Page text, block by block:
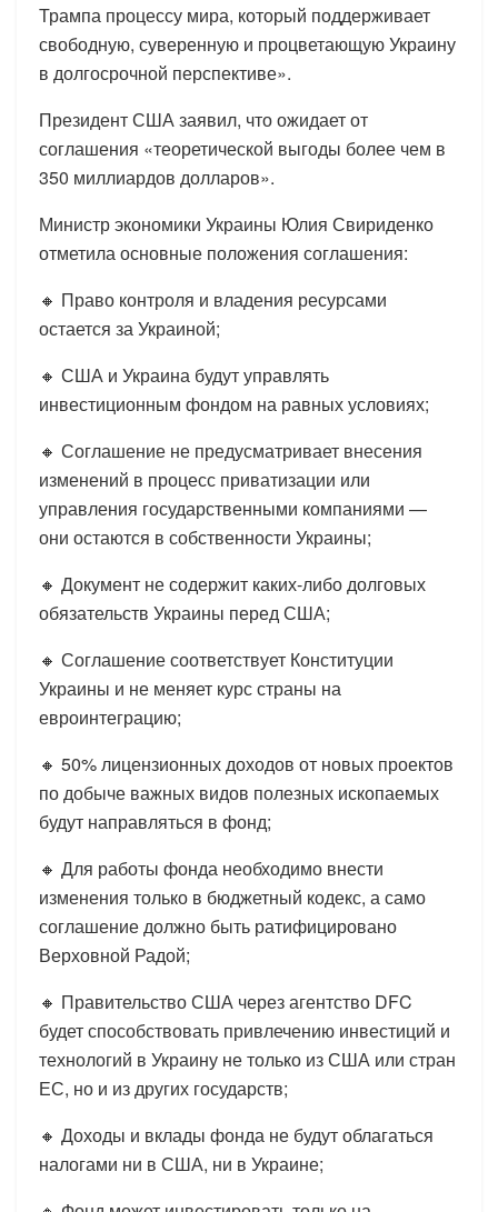
Трампа процессу мира, который поддерживает
свободную, суверенную и процветающую Украину
в долгосрочной перспективе».
Президент США заявил, что ожидает от
соглашения «теоретической выгоды более чем в
350 миллиардов долларов».
Министр экономики Украины Юлия Свириденко
отметила основные положения соглашения:
🔸 Право контроля и владения ресурсами
остается за Украиной;
🔸 США и Украина будут управлять
инвестиционным фондом на равных условиях;
🔸 Соглашение не предусматривает внесения
изменений в процесс приватизации или
управления государственными компаниями —
они остаются в собственности Украины;
🔸 Документ не содержит каких-либо долговых
обязательств Украины перед США;
🔸 Соглашение соответствует Конституции
Украины и не меняет курс страны на
евроинтеграцию;
🔸 50% лицензионных доходов от новых проектов
по добыче важных видов полезных ископаемых
будут направляться в фонд;
🔸 Для работы фонда необходимо внести
изменения только в бюджетный кодекс, а само
соглашение должно быть ратифицировано
Верховной Радой;
🔸 Правительство США через агентство DFC
будет способствовать привлечению инвестиций и
технологий в Украину не только из США или стран
ЕС, но и из других государств;
🔸 Доходы и вклады фонда не будут облагаться
налогами ни в США, ни в Украине;